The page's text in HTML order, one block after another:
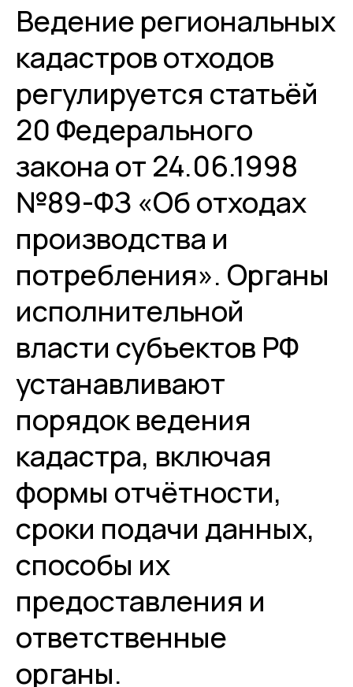
Ведение региональных
кадастров отходов
регулируется статьёй
20 Федерального
закона от 24.06.1998
№89-ФЗ «Об отходах
производства и
потребления». Органы
исполнительной
власти субъектов РФ
устанавливают
порядок ведения
кадастра, включая
формы отчётности,
сроки подачи данных,
способы их
предоставления и
ответственные
органы.